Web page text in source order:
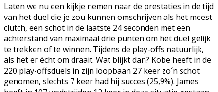
Laten we nu een kijkje nemen naar de prestaties in de tijd
van het duel die je zou kunnen omschrijven als het meest
clutch, een schot in de laatste 24 seconden met een
achterstand van maximaal drie punten om het duel gelijk
te trekken of te winnen. Tijdens de play-offs natuurlijk,
als het er écht om draait. Wat blijkt dan? Kobe heeft in de
220 play-offsduels in zijn loopbaan 27 keer zo´n schot
genomen, slechts 7 keer had hij succes (25,9%). James